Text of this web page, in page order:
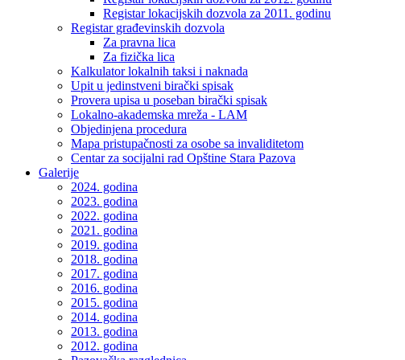
Registar lokacijskih dozvola za 2011. godinu
Registar građevinskih dozvola
Za pravna lica
Za fizička lica
Kalkulator lokalnih taksi i naknada
Upit u jedinstveni birački spisak
Provera upisa u poseban birački spisak
Lokalno-akademska mreža - LAM
Objedinjena procedura
Mapa pristupačnosti za osobe sa invaliditetom
Centar za socijalni rad Opštine Stara Pazova
Galerije
2024. godina
2023. godina
2022. godina
2021. godina
2019. godina
2018. godina
2017. godina
2016. godina
2015. godina
2014. godina
2013. godina
2012. godina